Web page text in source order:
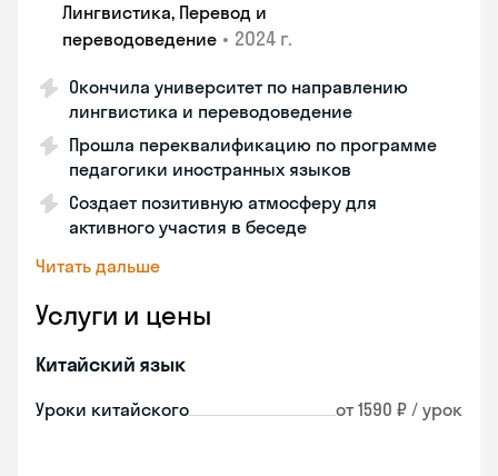
Лингвистика, Перевод и
переводоведение • 2024 г.
Окончила университет по направлению
лингвистика и переводоведение
Прошла переквалификацию по программе
педагогики иностранных языков
Создает позитивную атмосферу для
активного участия в беседе
Читать дальше
Услуги и цены
Китайский язык
Уроки китайского от 1590 ₽ / урок